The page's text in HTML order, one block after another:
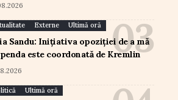
Externe Ultimă oră
Sandu: Inițiativa opoziției de a mă
este coordonată de Kremlin
Ultimă oră